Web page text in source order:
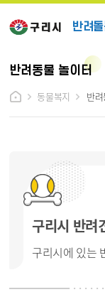
반려
반려동물 놀이터
동물복지
반
구리시 반려
구리시에 있는